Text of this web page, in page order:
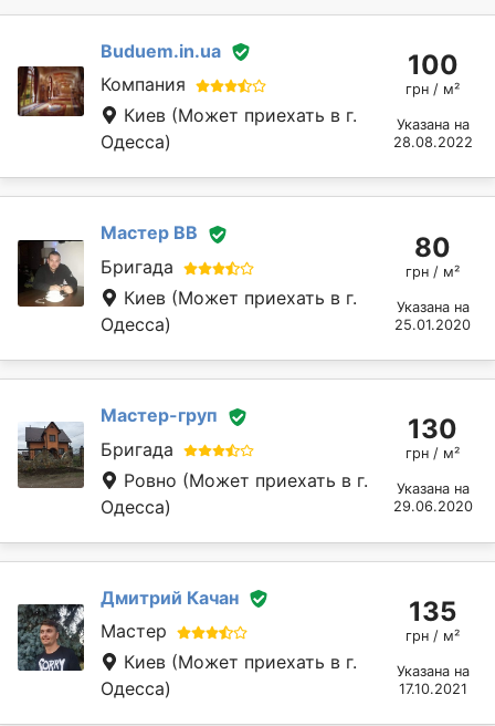
Buduem.in.ua
Компания
Киев (Может приехать в г.
Одесса)
100
грн / м²
Указана на
28.08.2022
Мастер ВВ
Бригада
Киев (Может приехать в г.
Одесса)
80
грн / м²
Указана на
25.01.2020
Мастер-груп
Бригада
Ровно (Может приехать в г.
Одесса)
130
грн / м²
Указана на
29.06.2020
Дмитрий Качан
Мастер
Киев (Может приехать в г.
Одесса)
135
грн / м²
Указана на
17.10.2021